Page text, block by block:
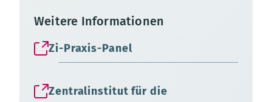
Weitere Informationen
Zi-Praxis-Panel
Zentralinstitut für die